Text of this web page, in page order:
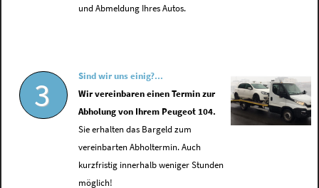
und Abmeldung Ihres Autos.
3
Sind wir uns einig?...
Wir vereinbaren einen Termin zur
Abholung von Ihrem Peugeot 104.
Sie erhalten das Bargeld zum
vereinbarten Abholtermin. Auch
kurzfristig innerhalb weniger Stunden
möglich!